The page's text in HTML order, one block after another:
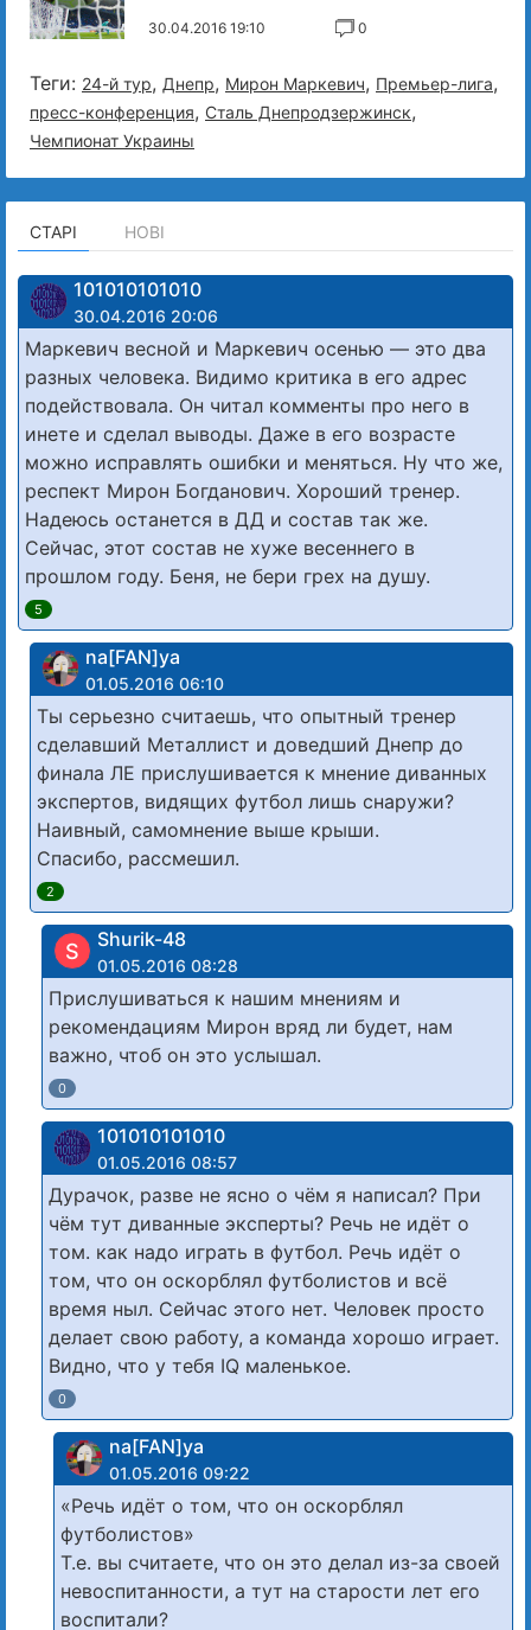
30.04.2016 19:10 0
Теги: 24-й тур, Днепр, Мирон Маркевич, Премьер-лига,
пресс-конференция, Сталь Днепродзержинск,
Чемпионат Украины
СТАРІ НОВІ
101010101010
30.04.2016 20:06
Маркевич весной и Маркевич осенью — это два
разных человека. Видимо критика в его адрес
подействовала. Он читал комменты про него в
инете и сделал выводы. Даже в его возрасте
можно исправлять ошибки и меняться. Ну что же,
респект Мирон Богданович. Хороший тренер.
Надеюсь останется в ДД и состав так же.
Сейчас, этот состав не хуже весеннего в
прошлом году. Беня, не бери грех на душу.
5
na[FAN]ya
01.05.2016 06:10
Ты серьезно считаешь, что опытный тренер
сделавший Металлист и доведший Днепр до
финала ЛЕ прислушивается к мнение диванных
экспертов, видящих футбол лишь снаружи?
Наивный, самомнение выше крыши.
Спасибо, рассмешил.
2
S Shurik-48
01.05.2016 08:28
Прислушиваться к нашим мнениям и
рекомендациям Мирон вряд ли будет, нам
важно, чтоб он это услышал.
0
101010101010
01.05.2016 08:57
Дурачок, разве не ясно о чём я написал? При
чём тут диванные эксперты? Речь не идёт о
том. как надо играть в футбол. Речь идёт о
том, что он оскорблял футболистов и всё
время ныл. Сейчас этого нет. Человек просто
делает свою работу, а команда хорошо играет.
Видно, что у тебя IQ маленькое.
0
na[FAN]ya
01.05.2016 09:22
«Речь идёт о том, что он оскорблял
футболистов»
Т.е. вы считаете, что он это делал из-за своей
невоспитанности, а тут на старости лет его
воспитали?